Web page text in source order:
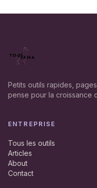
Petits outils rapides,
pense pour la croissance
ENTREPRISE
Tous les outils
Articles
About
Contact